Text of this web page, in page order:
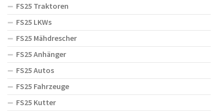
FS25 Traktoren
FS25 LKWs
FS25 Mähdrescher
FS25 Anhänger
FS25 Autos
FS25 Fahrzeuge
FS25 Kutter